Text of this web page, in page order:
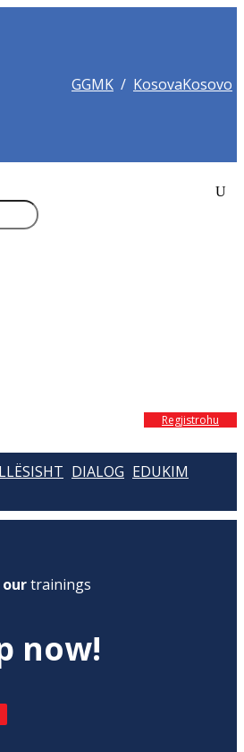
GGMK / KosovaKosovo
Regjistrohu
DIALOG EDUKIM
ourtrainings
now!